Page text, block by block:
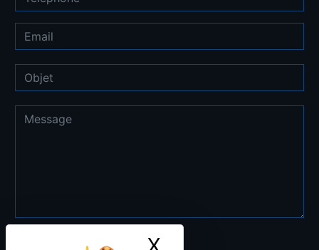
Combien font neuf plus trois